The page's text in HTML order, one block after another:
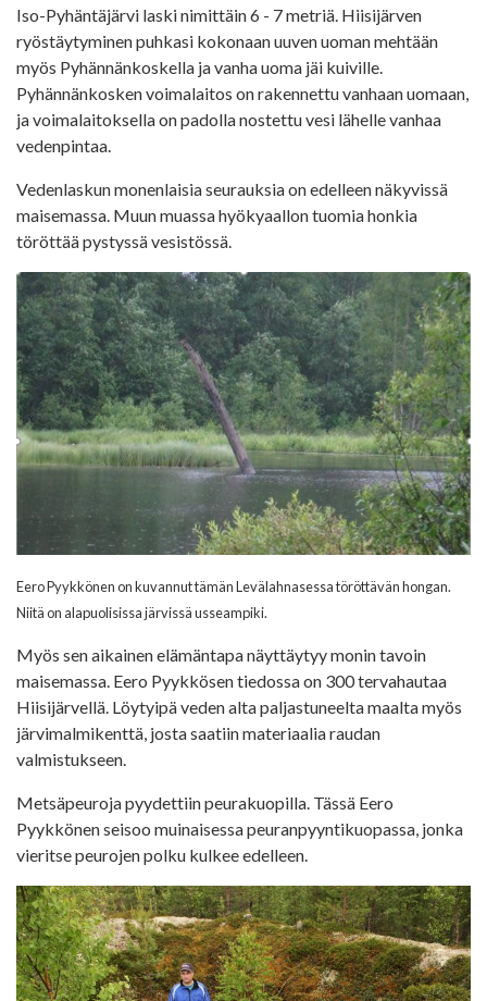
Iso-Pyhäntäjärvi laski nimittäin 6 - 7 metriä. Hiisijärven
ryöstäytyminen puhkasi kokonaan uuven uoman mehtään
myös Pyhännänkoskella ja vanha uoma jäi kuiville.
Pyhännänkosken voimalaitos on rakennettu vanhaan uomaan,
ja voimalaitoksella on padolla nostettu vesi lähelle vanhaa
vedenpintaa.
Vedenlaskun monenlaisia seurauksia on edelleen näkyvissä
maisemassa. Muun muassa hyökyaallon tuomia honkia
töröttää pystyssä vesistössä.
Eero Pyykkönen on kuvannut tämän Levälahnasessa töröttävän hongan.
Niitä on alapuolisissa järvissä usseampiki.
Myös sen aikainen elämäntapa näyttäytyy monin tavoin
maisemassa. Eero Pyykkösen tiedossa on 300 tervahautaa
Hiisijärvellä. Löytyipä veden alta paljastuneelta maalta myös
järvimalmikenttä, josta saatiin materiaalia raudan
valmistukseen.
Metsäpeuroja pyydettiin peurakuopilla. Tässä Eero
Pyykkönen seisoo muinaisessa peuranpyyntikuopassa, jonka
vieritse peurojen polku kulkee edelleen.